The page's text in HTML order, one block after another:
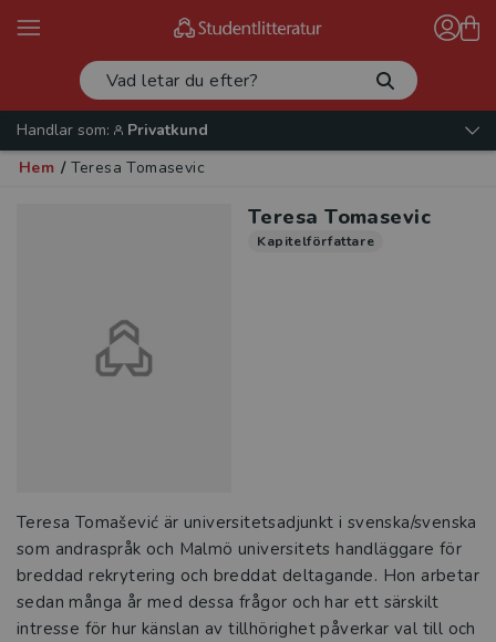
Handlar som:
Privatkund
Hem / Teresa Tomasevic
Teresa Tomasevic
Kapitelförfattare
Teresa Tomašević är universitetsadjunkt i svenska/svenska
som andraspråk och Malmö universitets handläggare för
breddad rekrytering och breddat deltagande. Hon arbetar
sedan många år med dessa frågor och har ett särskilt
intresse för hur känslan av tillhörighet påverkar val till och